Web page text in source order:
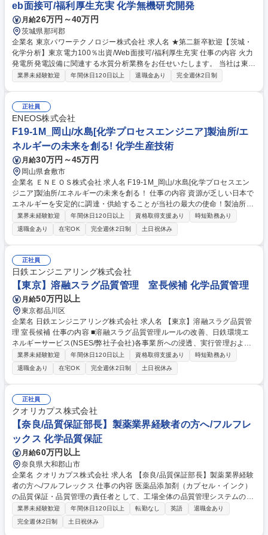
eb面接可/福利厚生充実 化学無機研究開発
月給26万円～40万円
茨城県那珂郡
企業名 東京パワーテクノロジー株式会社 求人名 ★第二新卒歓迎【茨城・
化学分析】東京電力100％出資/Web面接可/福利厚生充実 仕事の内容 火力
発電所発電設備に関連する水質分析業務をお任せいたします。 当社は東京
電力グループ中核企業として創業から70年、発電関連設備の工事・運転・
よび管理業務 【魅力】・新規事業に伴う組織体制の強化・人員補充のた
め、育成を前提としたOJTによる段階的なスキル習得ができます。 ・発電
設備のスペシャリストとして、将来的には発電設備の運転・管理業務へも
職域を拡大することができます。 募集職種 ★第二新卒歓迎【茨城・化学
分析】東京電力100％出資/Web面接可/福利厚生充実
業界未経験歓迎 年間休日120日以上 退職金あり 完全週休2日制
正社員
ENEOS株式会社
F19-1M_岡山/水島[化学プロセスエンジニア]製油所/エ
ネルギーの未来を創る! 化学生産技術
月給30万円～45万円
岡山県倉敷市
企業名 ＥＮＥＯＳ株式会社 求人名 F19-1M_岡山/水島[化学プロセスエン
ジニア]製油所/エネルギーの未来を創る！ 仕事の内容 資源が乏しい日本で
エネルギーを安定的に調達・供給することが当社の最大の使命！製油所の
技術的な司令塔や新規事業の技術検討に携わっていただく等、ご自身の化
学エンジニアとしての可能性を広げていきましょう！ 【競争力を向上させ
るための設備改造検討、新設設備検討】 ●高効率操業・生産性改善・安定
操業に寄与する設備投資（新設・改造） ●低炭素社会に寄与する省エネ設
備投資、省エネ新技術の積極導入 ●国内／海外の設備ライセンサー・触媒
メーカー・機器ベンダー等と連携した検討 ★化学工学知識やプロセスシミ
ュレーターなどをフル活用 ★水素製造装置は全製油所に配置。石油精製に
は欠かせない重要装置でノウハウも豊富！ 募集職種 F19-1M_岡山/水島[化
学プロセスエンジニア]製油所/エネルギーの未来を創る！
業界未経験歓迎 年間休日120日以上 資格取得支援あり
時短勤務あり
退職金あり
在宅OK 完全週休2日制 土日祝休み
正社員
日鉄エンジニアリング株式会社
【東京】溶融スラグ品質管理 室長候補 化学品質管理
月給50万円以上
東京都品川区
企業名 日鉄エンジニアリング株式会社 求人名 【東京】溶融スラグ品質管
理 室長候補 仕事の内容 ■溶融スラグ品質管理ルールの改善、日鉄環境エ
ネルギーサービス(NSES/弊社子会社)各事業所への浸透、実行管理および
室運営管理等のマネジメント業務 １．ICT部門と連携し、溶融スラグ品質
管理のためのデータ取り及びシステム構築 ２．NSES本社・各事業所と連
携し、弊社が進めるスラグ品質管理業務の落とし込み ３．スラグ品質トラ
ブルが発生した際に、再発防止策の策定及びNSES各事業所へ再発防止策
の浸透 ※当面は先任とマンツーマンで業務に取り組んでもらい、OJTによ
る育成を基本とします。各種マネジメントに関わる社内講座、研修受講あ
り。 募集職種 【東京】溶融スラグ品質管理 室長候補
業界未経験歓迎 年間休日120日以上 資格取得支援あり
時短勤務あり
退職金あり
在宅OK 完全週休2日制 土日祝休み
正社員
クオリカプス株式会社
【奈良/品質保証部長】製薬業界経験者の方へ/フルフレ
ックス 化学品質保証
月給60万円以上
奈良県大和郡山市
企業名 クオリカプス株式会社 求人名 【奈良/品質保証部長】製薬業界経験
者の方へ/フルフレックス 仕事の内容 医薬品添加剤（カプセル・インク）
の品質保証・品質管理の責任者として、工場全体の品質管理システムの維
持、日本の規制対応、およびQA/QCチームのマネジメントお任せいたしま
す。 製品の安全性と各種品質認証（ISO等）の維持・改善を担います。国
内外の規制（GMP、日米欧の薬局方）や顧客要求への完全な準拠を保証
業界未経験歓迎 年間休日120日以上 転勤なし 英語
退職金あり
完全週休2日制
土日祝休み